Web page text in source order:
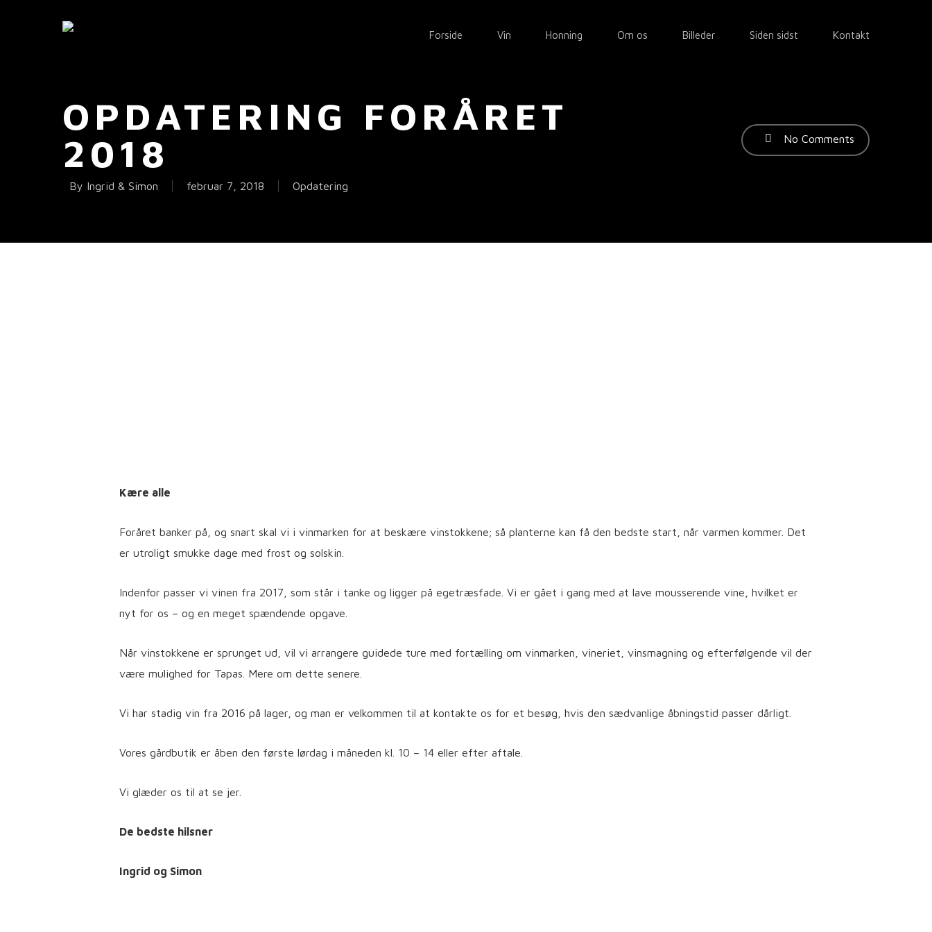
Forside Vin Honning Om os Billeder Siden sidst Kontakt
OPDATERING FORÅRET
2018
By Ingrid & Simon februar 7, 2018 Opdatering
No Comments
Kære alle
Foråret banker på, og snart skal vi i vinmarken for at beskære vinstokkene; så planterne kan få den bedste start, når varmen kommer. Det
er utroligt smukke dage med frost og solskin.
Indenfor passer vi vinen fra 2017, som står i tanke og ligger på egetræsfade. Vi er gået i gang med at lave mousserende vine, hvilket er
nyt for os – og en meget spændende opgave.
Når vinstokkene er sprunget ud, vil vi arrangere guidede ture med fortælling om vinmarken, vineriet, vinsmagning og efterfølgende vil der
være mulighed for Tapas. Mere om dette senere.
Vi har stadig vin fra 2016 på lager, og man er velkommen til at kontakte os for et besøg, hvis den sædvanlige åbningstid passer dårligt.
Vores gårdbutik er åben den første lørdag i måneden kl. 10 – 14 eller efter aftale.
Vi glæder os til at se jer.
De bedste hilsner
Ingrid og Simon